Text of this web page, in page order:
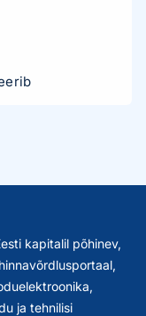
kapitalil põhinev,
ja tehnilisi